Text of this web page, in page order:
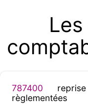
787400
règlementées